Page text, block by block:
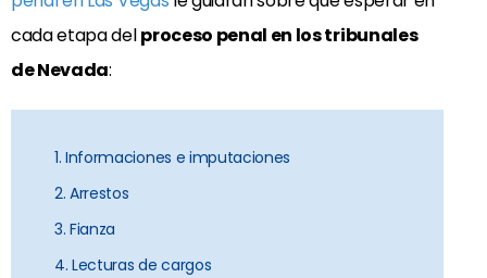
cada etapa delproceso penal en los tribunales
de Nevada:
1. Informaciones e imputaciones
2. Arrestos
3. Fianza
4. Lecturas de cargos